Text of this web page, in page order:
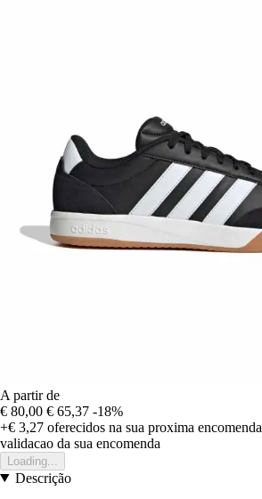
A partir de
€ 80,00 € 65,37 -18%
+€ 3,27 oferecidos na sua proxima encomenda
validacao da sua encomenda
Loading...
Descrição